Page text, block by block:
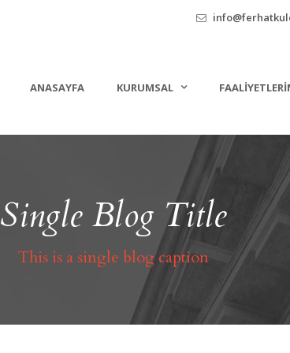
ANASAYFA KURUMSAL
Single Blog Title
This is a single blog caption